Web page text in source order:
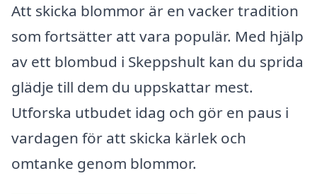
Att skicka blommor är en vacker tradition
som fortsätter att vara populär. Med hjälp
av ett blombud i Skeppshult kan du sprida
glädje till dem du uppskattar mest.
Utforska utbudet idag och gör en paus i
vardagen för att skicka kärlek och
omtanke genom blommor.